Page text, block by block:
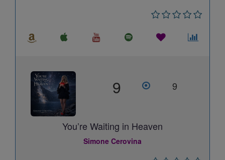
9 9
You’re Waiting in Heaven
Simone Cerovina